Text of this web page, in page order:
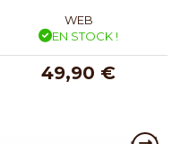
WEB
EN STOCK !
49,90 €